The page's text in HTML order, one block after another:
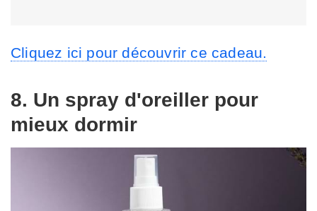
Cliquez ici pour découvrir ce cadeau.
8. Un spray d'oreiller pour
mieux dormir